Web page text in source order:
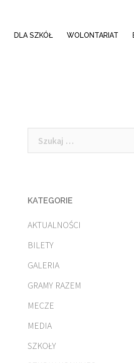
DLA SZKÓŁ WOLONTARIAT
Szukaj:
KATEGORIE
AKTUALNOŚCI
BILETY
GALERIA
GRAMY RAZEM
MECZE
MEDIA
SZKOŁY